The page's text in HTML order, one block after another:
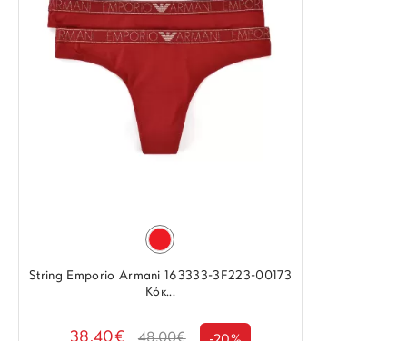
String Emporio Armani 163333-3F223-00173
Κόκ...